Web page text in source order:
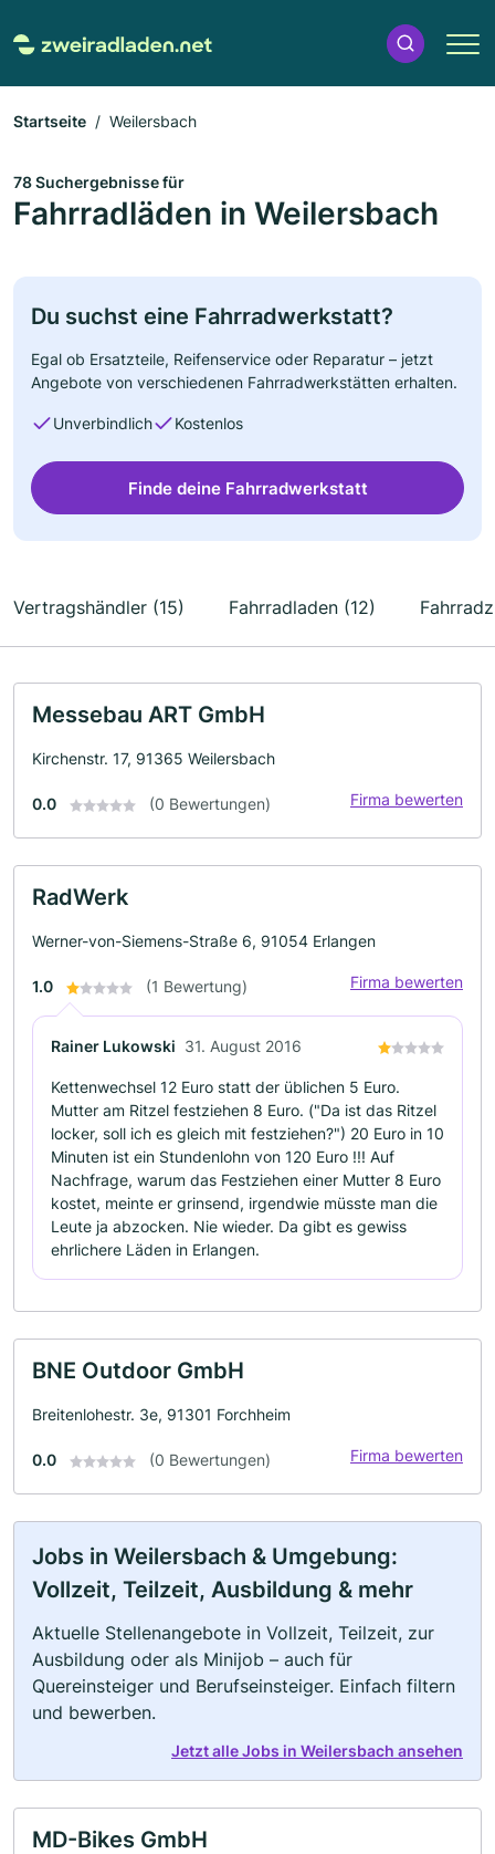
Startseite Weilersbach
78 Suchergebnisse für
Fahrradläden in Weilersbach
Du suchst eine Fahrradwerkstatt?
Egal ob Ersatzteile, Reifenservice oder Reparatur – jetzt
Angebote von verschiedenen Fahrradwerkstätten erhalten.
Unverbindlich Kostenlos
Finde deine Fahrradwerkstatt
Vertragshändler (15) Fahrradladen (12)
Messebau ART GmbH
Kirchenstr. 17, 91365 Weilersbach
0.0 (0 Bewertungen) Firma bewerten
RadWerk
Werner-von-Siemens-Straße 6, 91054 Erlangen
1.0 (1 Bewertung) Firma bewerten
Rainer Lukowski 31. August 2016
Kettenwechsel 12 Euro statt der üblichen 5 Euro.
Mutter am Ritzel festziehen 8 Euro. ("Da ist das Ritzel
locker, soll ich es gleich mit festziehen?") 20 Euro in 10
Minuten ist ein Stundenlohn von 120 Euro !!! Auf
Nachfrage, warum das Festziehen einer Mutter 8 Euro
kostet, meinte er grinsend, irgendwie müsste man die
Leute ja abzocken. Nie wieder. Da gibt es gewiss
ehrlichere Läden in Erlangen.
BNE Outdoor GmbH
Breitenlohestr. 3e, 91301 Forchheim
0.0 (0 Bewertungen) Firma bewerten
Jobs in Weilersbach & Umgebung:
Vollzeit, Teilzeit, Ausbildung & mehr
Aktuelle Stellenangebote in Vollzeit, Teilzeit, zur
Ausbildung oder als Minijob – auch für
Quereinsteiger und Berufseinsteiger. Einfach filtern
und bewerben.
Jetzt alle Jobs in Weilersbach ansehen
MD-Bikes GmbH